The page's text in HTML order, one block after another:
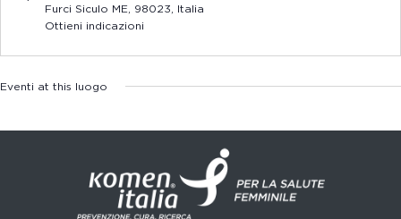
Furci Siculo ME, 98023, Italia
Ottieni indicazioni
Eventi at this luogo